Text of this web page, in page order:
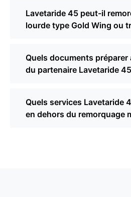
Lavetaride 45 peut-il
lourde type Gold Wing ou
Quels documents préparer
du partenaire Lavetaride
Quels services Lavetaride
en dehors du remorquage